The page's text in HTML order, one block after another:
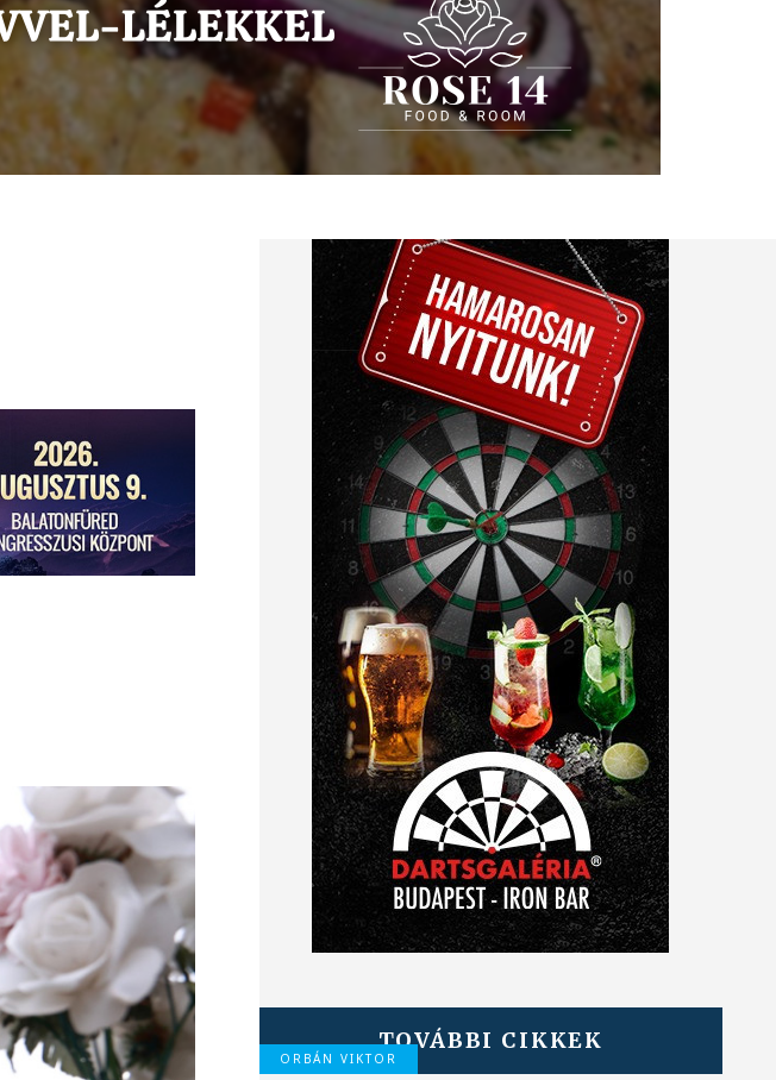
TOVÁBBI CIKKEK
ORBÁN VIKTOR